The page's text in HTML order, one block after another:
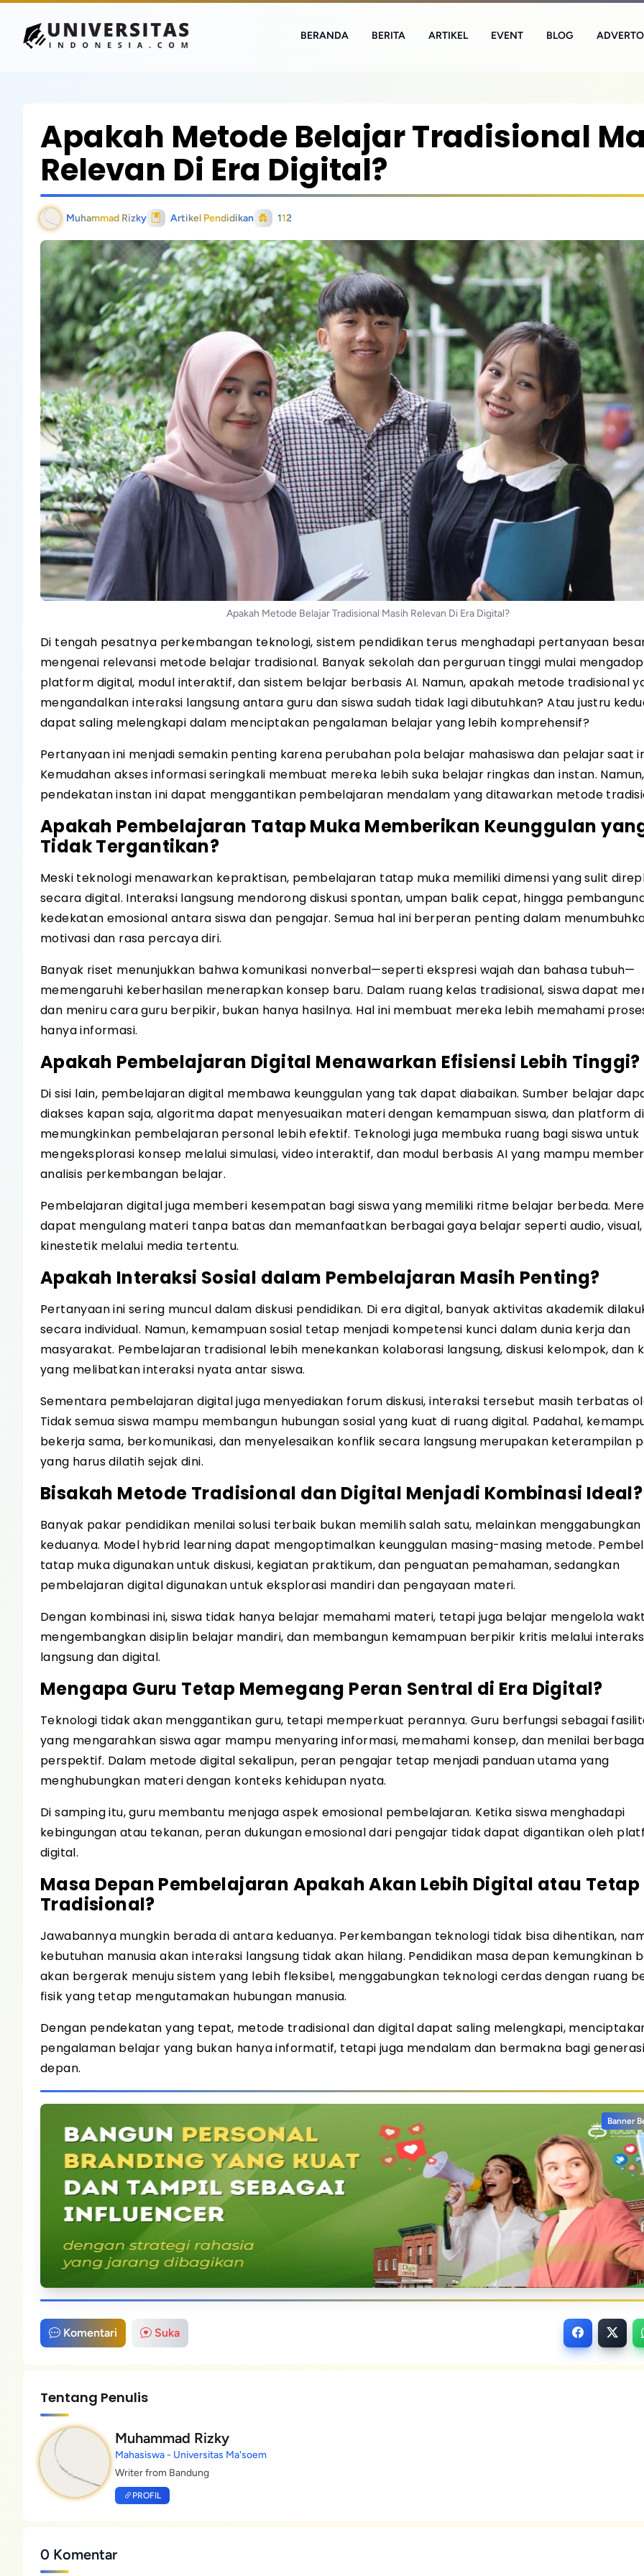
BERANDA BERITA ARTIKEL EVENT BLOG
Apakah Metode Belajar Tradisional
Relevan Di Era Digital?
Muhammad Rizky Artikel Pendidikan 112
Apakah Metode Belajar Tradisional Masih Relevan Di Era Digital?
Di tengah pesatnya perkembangan teknologi, sistem pendidikan terus menghadapi pertanyaan
mengenai relevansi metode belajar tradisional. Banyak sekolah dan perguruan tinggi mulai
platform digital, modul interaktif, dan sistem belajar berbasis AI. Namun, apakah metode tradisional
mengandalkan interaksi langsung antara guru dan siswa sudah tidak lagi dibutuhkan? Atau justru
dapat saling melengkapi dalam menciptakan pengalaman belajar yang lebih komprehensif?
Pertanyaan ini menjadi semakin penting karena perubahan pola belajar mahasiswa dan pelajar saat
Kemudahan akses informasi seringkali membuat mereka lebih suka belajar ringkas dan instan.
pendekatan instan ini dapat menggantikan pembelajaran mendalam yang ditawarkan metode
Apakah Pembelajaran Tatap Muka Memberikan Keunggulan
Tidak Tergantikan?
Meski teknologi menawarkan kepraktisan, pembelajaran tatap muka memiliki dimensi yang sulit
secara digital. Interaksi langsung mendorong diskusi spontan, umpan balik cepat, hingga
kedekatan emosional antara siswa dan pengajar. Semua hal ini berperan penting dalam
motivasi dan rasa percaya diri.
Banyak riset menunjukkan bahwa komunikasi nonverbal—seperti ekspresi wajah dan bahasa tubuh—
memengaruhi keberhasilan menerapkan konsep baru. Dalam ruang kelas tradisional, siswa dapat
dan meniru cara guru berpikir, bukan hanya hasilnya. Hal ini membuat mereka lebih memahami
hanya informasi.
Apakah Pembelajaran Digital Menawarkan Efisiensi Lebih Tinggi?
Di sisi lain, pembelajaran digital membawa keunggulan yang tak dapat diabaikan. Sumber belajar
diakses kapan saja, algoritma dapat menyesuaikan materi dengan kemampuan siswa, dan platform
memungkinkan pembelajaran personal lebih efektif. Teknologi juga membuka ruang bagi siswa untuk
mengeksplorasi konsep melalui simulasi, video interaktif, dan modul berbasis AI yang mampu
analisis perkembangan belajar.
Pembelajaran digital juga memberi kesempatan bagi siswa yang memiliki ritme belajar berbeda.
dapat mengulang materi tanpa batas dan memanfaatkan berbagai gaya belajar seperti audio,
kinestetik melalui media tertentu.
Apakah Interaksi Sosial dalam Pembelajaran Masih Penting?
Pertanyaan ini sering muncul dalam diskusi pendidikan. Di era digital, banyak aktivitas akademik
secara individual. Namun, kemampuan sosial tetap menjadi kompetensi kunci dalam dunia kerja dan
masyarakat. Pembelajaran tradisional lebih menekankan kolaborasi langsung, diskusi kelompok, dan
yang melibatkan interaksi nyata antar siswa.
Sementara pembelajaran digital juga menyediakan forum diskusi, interaksi tersebut masih terbatas
Tidak semua siswa mampu membangun hubungan sosial yang kuat di ruang digital. Padahal,
bekerja sama, berkomunikasi, dan menyelesaikan konflik secara langsung merupakan keterampilan
yang harus dilatih sejak dini.
Bisakah Metode Tradisional dan Digital Menjadi Kombinasi Ideal?
Banyak pakar pendidikan menilai solusi terbaik bukan memilih salah satu, melainkan menggabungkan
keduanya. Model hybrid learning dapat mengoptimalkan keunggulan masing-masing metode.
tatap muka digunakan untuk diskusi, kegiatan praktikum, dan penguatan pemahaman, sedangkan
pembelajaran digital digunakan untuk eksplorasi mandiri dan pengayaan materi.
Dengan kombinasi ini, siswa tidak hanya belajar memahami materi, tetapi juga belajar mengelola
mengembangkan disiplin belajar mandiri, dan membangun kemampuan berpikir kritis melalui
langsung dan digital.
Mengapa Guru Tetap Memegang Peran Sentral di Era Digital?
Teknologi tidak akan menggantikan guru, tetapi memperkuat perannya. Guru berfungsi sebagai
yang mengarahkan siswa agar mampu menyaring informasi, memahami konsep, dan menilai
perspektif. Dalam metode digital sekalipun, peran pengajar tetap menjadi panduan utama yang
menghubungkan materi dengan konteks kehidupan nyata.
Di samping itu, guru membantu menjaga aspek emosional pembelajaran. Ketika siswa menghadapi
kebingungan atau tekanan, peran dukungan emosional dari pengajar tidak dapat digantikan oleh
digital.
Masa Depan Pembelajaran Apakah Akan Lebih Digital atau Tetap
Tradisional?
Jawabannya mungkin berada di antara keduanya. Perkembangan teknologi tidak bisa dihentikan,
kebutuhan manusia akan interaksi langsung tidak akan hilang. Pendidikan masa depan kemungkinan
akan bergerak menuju sistem yang lebih fleksibel, menggabungkan teknologi cerdas dengan ruang
fisik yang tetap mengutamakan hubungan manusia.
Dengan pendekatan yang tepat, metode tradisional dan digital dapat saling melengkapi,
pengalaman belajar yang bukan hanya informatif, tetapi juga mendalam dan bermakna bagi
depan.
Banner
Komentari Suka
Tentang Penulis
Muhammad Rizky
Mahasiswa - Universitas Ma'soem
Writer from Bandung
PROFIL
0 Komentar